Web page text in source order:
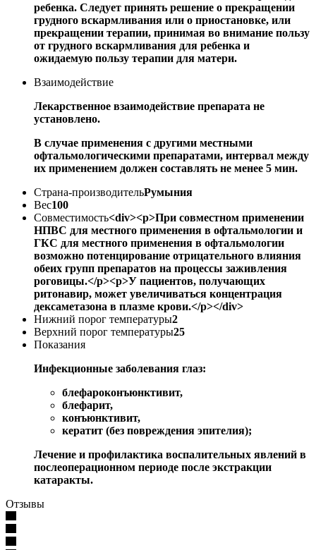
ребенка. Следует принять решение о прекращении
грудного вскармливания или о приостановке, или
прекращении терапии, принимая во внимание пользу
от грудного вскармливания для ребенка и
ожидаемую пользу терапии для матери.
Взаимодействие
Лекарственное взаимодействие препарата не
установлено.
В случае применения с другими местными
офтальмологическими препаратами, интервал между
их применением должен составлять не менее 5 мин.
Страна-производительРумыния
Вес100
Совместимость<div><p>При совместном применении
НПВС для местного применения в офтальмологии и
ГКС для местного применения в офтальмологии
возможно потенцирование отрицательного влияния
обеих групп препаратов на процессы заживления
роговицы.</p><p>У пациентов, получающих
ритонавир, может увеличиваться концентрация
дексаметазона в плазме крови.</p></div>
Нижний порог температуры2
Верхний порог температуры25
Показания
Инфекционные заболевания глаз:
блефароконъюнктивит,
блефарит,
конъюнктивит,
кератит (без повреждения эпителия);
Лечение и профилактика воспалительных явлений в
послеоперационном периоде после экстракции
катаракты.
Отзывы